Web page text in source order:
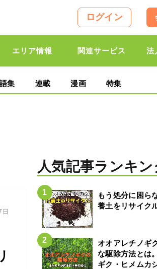
ログイン
エリア情報 関連サービス 法
集 連載 漫画 特集
人気記事ランキン
もう処分に困
養土をリサイク
オオアレチノギ
な駆除方法とは
ギク・ヒメムカ